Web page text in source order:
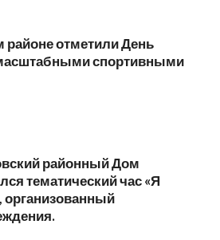
отметили День
спортивными
районный Дом
тематический час «Я